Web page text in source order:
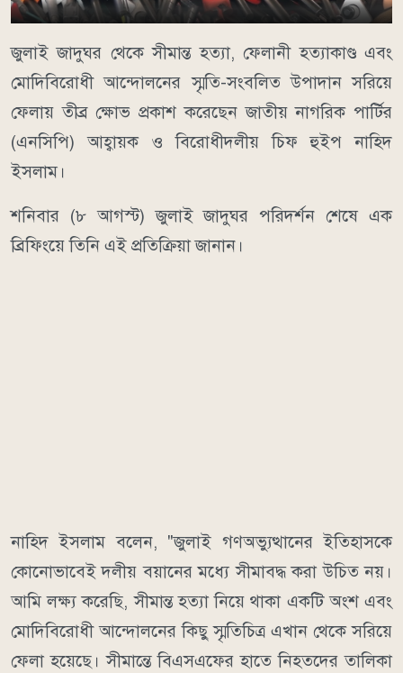
জুলাই জাদুঘর থেকে সীমান্ত হত্যা, ফেলানী হত্যাকাণ্ড এবং
মোদিবিরোধী আন্দোলনের স্মৃতি-সংবলিত উপাদান সরিয়ে
ফেলায় তীব্র ক্ষোভ প্রকাশ করেছেন জাতীয় নাগরিক পার্টির
(এনসিপি) আহ্বায়ক ও বিরোধীদলীয় চিফ হুইপ নাহিদ
ইসলাম।
শনিবার (৮ আগস্ট) জুলাই জাদুঘর পরিদর্শন শেষে এক
ব্রিফিংয়ে তিনি এই প্রতিক্রিয়া জানান।
নাহিদ ইসলাম বলেন, "জুলাই গণঅভ্যুত্থানের ইতিহাসকে
কোনোভাবেই দলীয় বয়ানের মধ্যে সীমাবদ্ধ করা উচিত নয়।
আমি লক্ষ্য করেছি, সীমান্ত হত্যা নিয়ে থাকা একটি অংশ এবং
মোদিবিরোধী আন্দোলনের কিছু স্মৃতিচিত্র এখান থেকে সরিয়ে
ফেলা হয়েছে। সীমান্তে বিএসএফের হাতে নিহতদের তালিকা